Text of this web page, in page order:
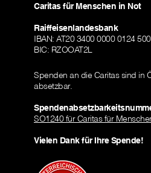
Caritas für Menschen in Not
Raiffeisenlandesbank
IBAN: AT20 3400 0000 0124
BIC: RZOOAT2L
Spenden an die Caritas sind in
absetzbar.
SO1240 für Caritas für
Vielen Dank für Ihre Spende!